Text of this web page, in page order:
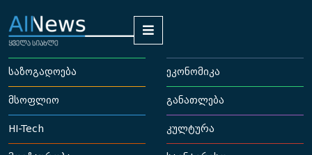
საზოგადოება ეკონომიკა
მსოფლიო განათლება
HI-Tech კულტურა